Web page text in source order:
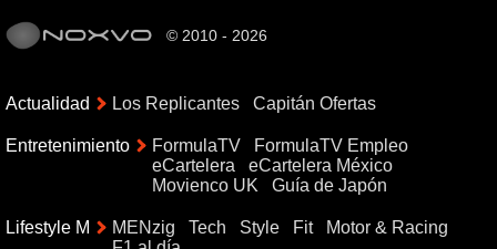
© 2010 - 2026
Actualidad Los Replicantes Capitán Ofertas
Entretenimiento FormulaTV
FormulaTV Empleo
eCartelera
eCartelera México
Movienco UK
Guía de Japón
Lifestyle M MENzig Tech Style Fit
Motor & Racing